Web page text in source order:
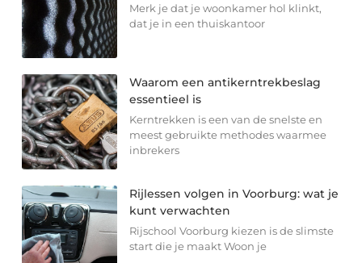
Merk je dat je woonkamer hol klinkt,
dat je in een thuiskantoor
Waarom een antikerntrekbeslag
essentieel is
Kerntrekken is een van de snelste en
meest gebruikte methodes waarmee
inbrekers
Rijlessen volgen in Voorburg: wat je
kunt verwachten
Rijschool Voorburg kiezen is de slimste
start die je maakt Woon je